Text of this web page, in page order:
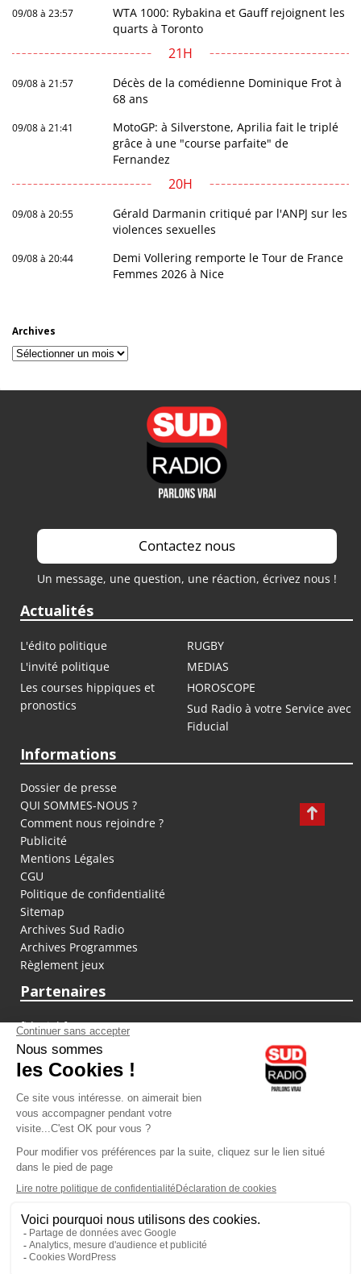
09/08 à 23:57
WTA 1000: Rybakina et Gauff rejoignent les
quarts à Toronto
21H
09/08 à 21:57
Décès de la comédienne Dominique Frot à
68 ans
09/08 à 21:41
MotoGP: à Silverstone, Aprilia fait le triplé
grâce à une "course parfaite" de
Fernandez
20H
09/08 à 20:55
Gérald Darmanin critiqué par l'ANPJ sur les
violences sexuelles
09/08 à 20:44
Demi Vollering remporte le Tour de France
Femmes 2026 à Nice
Archives
Archives
Contactez nous
Un message, une question, une réaction, écrivez nous !
Actualités
L'édito politique
RUGBY
L'invité politique
MEDIAS
Les courses hippiques et
pronostics
HOROSCOPE
Sud Radio à votre Service avec
Fiducial
Informations
Dossier de presse
QUI SOMMES-NOUS ?
Comment nous rejoindre ?
Publicité
Mentions Légales
CGU
Politique de confidentialité
Sitemap
Archives Sud Radio
Archives Programmes
Règlement jeux
Partenaires
fiducial.fr
lyoncapitale.fr
olympique-et-lyonnais.com
L'application Iphone / Android
Téléchargez l'application
Les cookies
Gestion des cookies
Crédit photos : ©Sud Radio / Pierre Olivier